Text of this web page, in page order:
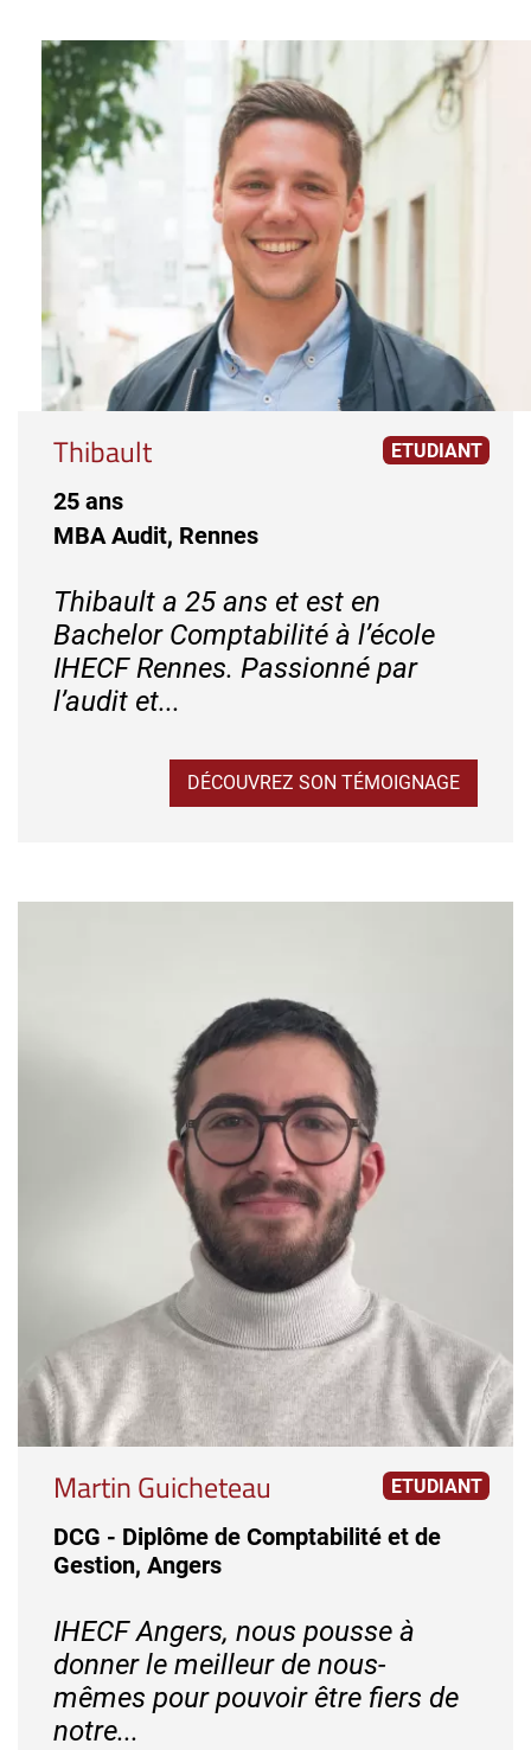
Thibault ETUDIANT
25 ans
MBA Audit, Rennes
Thibault a 25 ans et est en
Bachelor Comptabilité à l’école
IHECF Rennes. Passionné par
l’audit et...
DÉCOUVREZ SON TÉMOIGNAGE
Martin Guicheteau ETUDIANT
DCG - Diplôme de Comptabilité et de
Gestion, Angers
IHECF Angers, nous pousse à
donner le meilleur de nous-
mêmes pour pouvoir être fiers de
notre...